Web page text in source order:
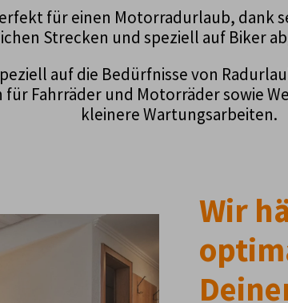
für einen Motorradurlaub, dank
Strecken und speziell auf Biker
auf die Bedürfnisse von
Fahrräder und Motorräder sowie
kleinere Wartungsarbeiten.
Wir